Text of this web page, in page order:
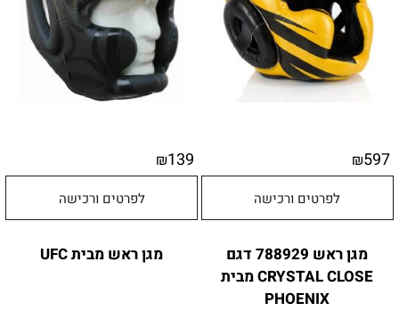
₪597
לפרטים ורכישה
₪139
לפרטים ורכישה
מגן ראש 788929 דגם
CRYSTAL CLOSE מבית
PHOENIX
מגן ראש מבית UFC